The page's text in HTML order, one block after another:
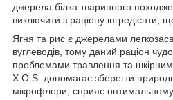
джерела білка тваринного
виключити з раціону інгредієнти,
Ягня та рис є джерелами
вуглеводів, тому даний раціон
проблемами травлення та
X.O.S. допомагає зберегти
мікрофлори, сприяє